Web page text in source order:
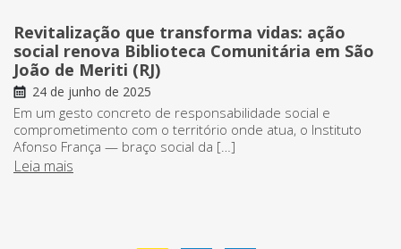
Revitalização que transforma vidas: ação
social renova Biblioteca Comunitária em São
João de Meriti (RJ)
24 de junho de 2025
Em um gesto concreto de responsabilidade social e
comprometimento com o território onde atua, o Instituto
Afonso França — braço social da […]
Leia mais